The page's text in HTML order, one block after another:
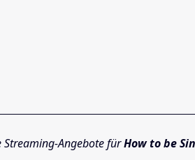
Angebote fürHow to be